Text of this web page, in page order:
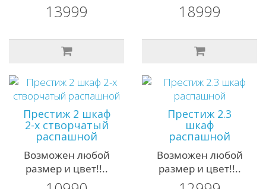
13999 18999
Престиж 2 шкаф
2-х створчатый
распашной
Возможен любой
размер и цвет!!..
Престиж 2.3
шкаф
распашной
Возможен любой
размер и цвет!!..